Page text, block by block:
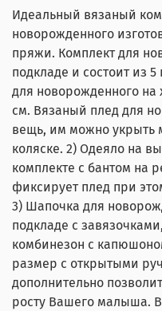
Идеальный вязаный
новорожденного
пряжи. Комплект для
подкладе и состоит из
для новорожденного на
см. Вязаный плед для
вещь, им можно укрыть
коляске. 2) Одеяло на
комплекте с бантом на
фиксирует плед при
3) Шапочка для
подкладе с
комбинезон с
размер с открытыми
дополнительно
росту Вашего малыша.